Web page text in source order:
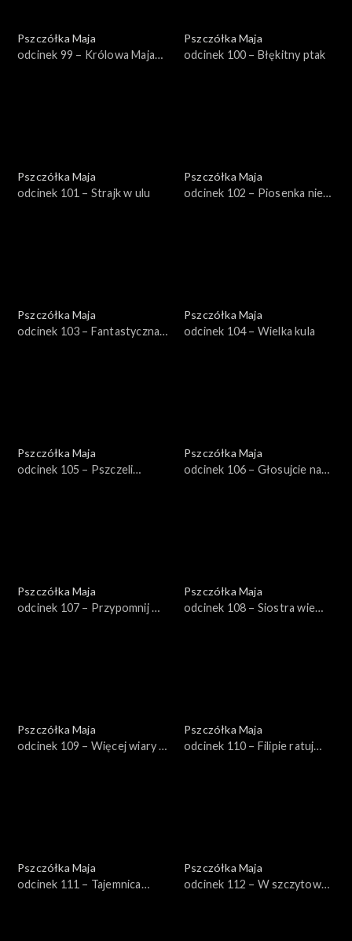
Pszczółka Maja
odcinek 99 – Królowa Maja
Pszczółka Maja
odcinek 100 – Błękitny ptak
Pszczółka Maja
odcinek 101 – Strajk w ulu
Pszczółka Maja
odcinek 102 – Piosenka nie
Pszczółka Maja
odcinek 103 – Fantastyczna
Pszczółka Maja
odcinek 104 – Wielka kula
Pszczółka Maja
odcinek 105 – Pszczeli
Pszczółka Maja
odcinek 106 – Głosujcie na
Pszczółka Maja
odcinek 107 – Przypomnij mi,
Pszczółka Maja
odcinek 108 – Siostra wie
Pszczółka Maja
odcinek 109 – Więcej wiary w
Pszczółka Maja
odcinek 110 – Filipie ratuj
Pszczółka Maja
odcinek 111 – Tajemnica
Pszczółka Maja
odcinek 112 – W szczytowej